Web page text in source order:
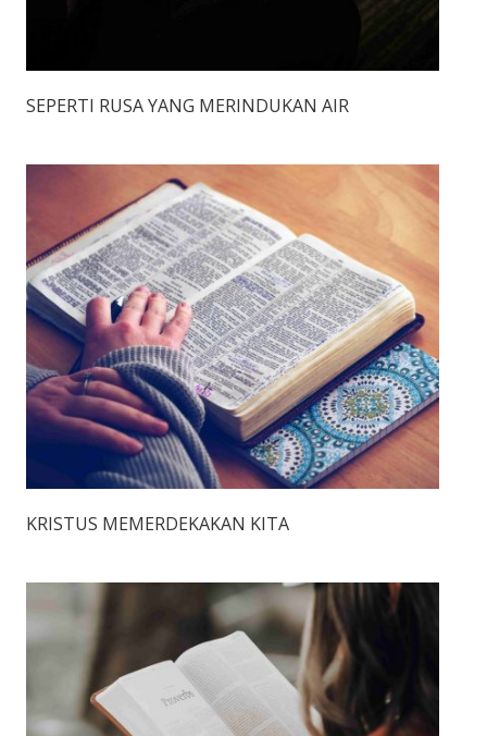
SEPERTI RUSA YANG MERINDUKAN AIR
KRISTUS MEMERDEKAKAN KITA